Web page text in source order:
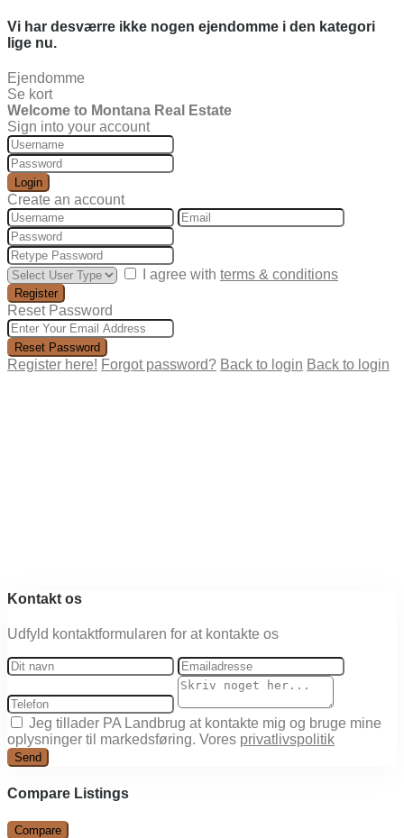
Vi har desværre ikke nogen ejendomme i den kategori
lige nu.
Ejendomme
Se kort
Welcome to Montana Real Estate
Sign into your account
Login
Create an account
I agree with terms & conditions
Register
Reset Password
Reset Password
Register here! Forgot password? Back to login Back to login
Kontakt os
Udfyld kontaktformularen for at kontakte os
Jeg tillader PA Landbrug at kontakte mig og bruge mine
oplysninger til markedsføring. Vores privatlivspolitik
Send
Compare Listings
Compare